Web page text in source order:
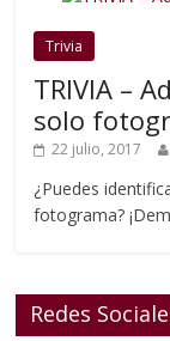
Trivia
TRIVIA –
solo
22 julio, 2017
¿Puedes
fotograma?
Redes